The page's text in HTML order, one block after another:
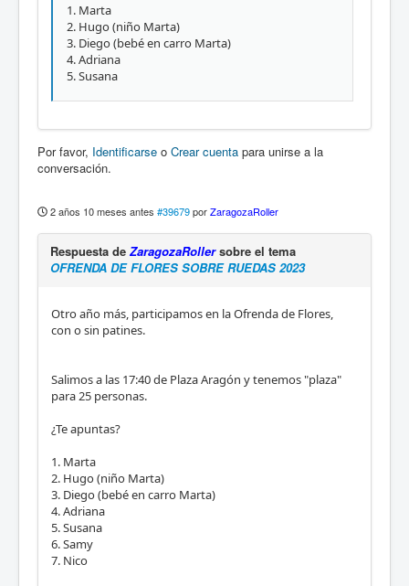
1. Marta
2. Hugo (niño Marta)
3. Diego (bebé en carro Marta)
4. Adriana
5. Susana
Por favor, Identificarse o Crear cuenta para unirse a la
conversación.
2 años 10 meses antes #39679porZaragozaRoller
Respuesta de ZaragozaRollersobre el tema
OFRENDA DE FLORES SOBRE RUEDAS 2023
Otro año más, participamos en la Ofrenda de Flores,
con o sin patines.
Salimos a las 17:40 de Plaza Aragón y tenemos "plaza"
para 25 personas.
¿Te apuntas?
1. Marta
2. Hugo (niño Marta)
3. Diego (bebé en carro Marta)
4. Adriana
5. Susana
6. Samy
7. Nico